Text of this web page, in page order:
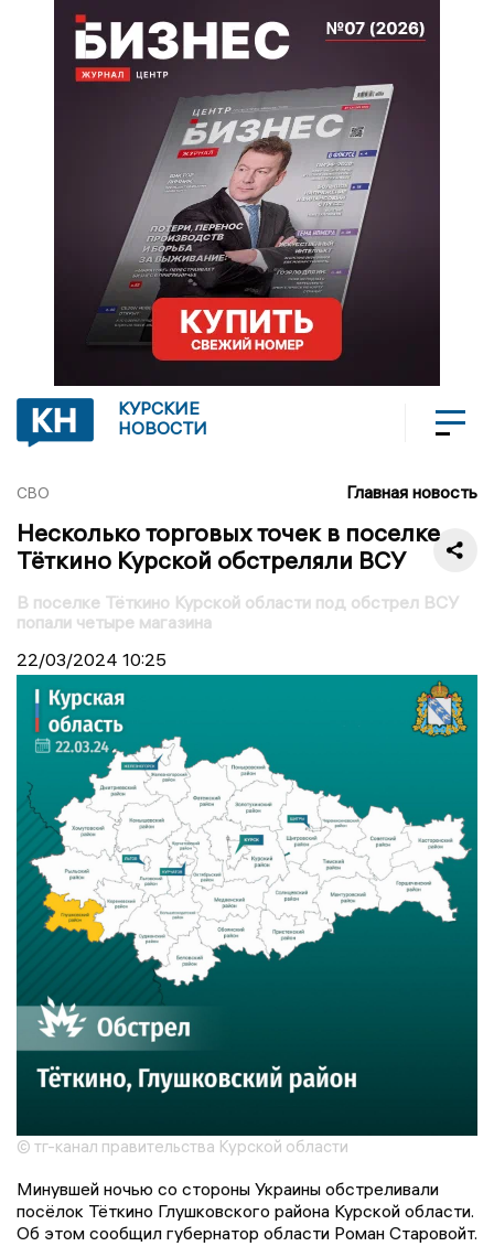
КУРСКИЕ
НОВОСТИ
СВО Главная новость
Несколько торговых точек в поселке
Тёткино Курской обстреляли ВСУ
В поселке Тёткино Курской области под обстрел ВСУ
попали четыре магазина
22/03/2024 10:25
© тг-канал правительства Курской области
Минувшей ночью со стороны Украины обстреливали
посёлок Тёткино Глушковского района Курской области.
Об этом сообщил губернатор области Роман Старовойт.